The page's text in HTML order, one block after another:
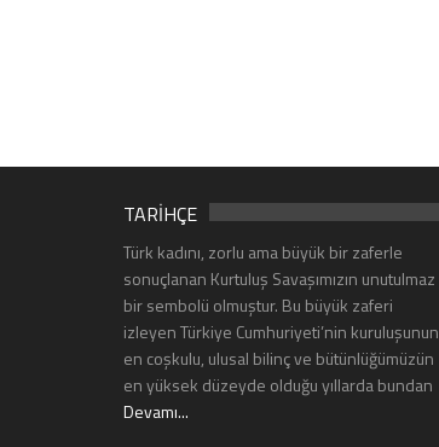
TARİHÇE
Türk kadını, zorlu ama büyük bir zaferle
sonuçlanan Kurtuluş Savaşımızın unutulmaz
bir sembolü olmuştur. Bu büyük zaferi
izleyen Türkiye Cumhuriyeti’nin kuruluşunun
en coşkulu, ulusal bilinç ve bütünlüğümüzün
en yüksek düzeyde olduğu yıllarda bundan
Devamı...